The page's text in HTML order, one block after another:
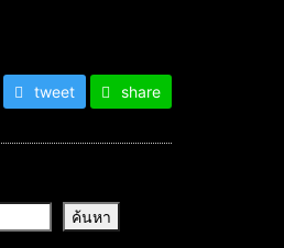
tweet share
ค้นหา